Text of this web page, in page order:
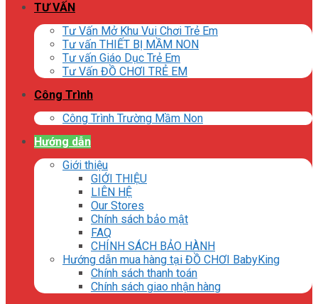
TƯ VẤN
Tư Vấn Mở Khu Vui Chơi Trẻ Em
Tư vấn THIẾT BỊ MẦM NON
Tư vấn Giáo Dục Trẻ Em
Tư Vấn ĐỒ CHƠI TRẺ EM
Công Trình
Công Trình Trường Mầm Non
Hướng dẫn
Giới thiệu
GIỚI THIỆU
LIÊN HỆ
Our Stores
Chính sách bảo mật
FAQ
CHÍNH SÁCH BẢO HÀNH
Hướng dẫn mua hàng tại ĐỒ CHƠI BabyKing
Chính sách thanh toán
Chính sách giao nhận hàng